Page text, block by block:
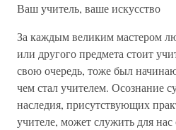
Ваш учитель, ваше искусство
За каждым великим мастером
или другого предмета стоит
свою очередь, тоже был
чем стал учителем. Осознание
наследия, присутствующих
учителе, может служить для